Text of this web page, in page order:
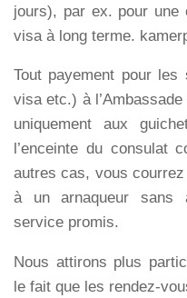
jours), par ex. pour une
visa à long terme.
Tout payement pour
visa etc.) à
uniquement aux
l’enceinte du consulat
autres cas, vous
à un arnaqueur sans
service promis.
Nous attirons plus
le fait que les rendez-